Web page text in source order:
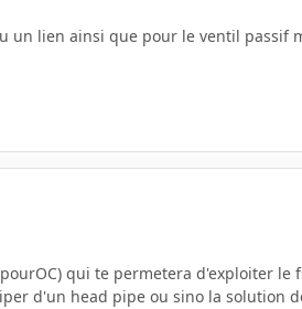
un lien ainsi que pour le ventil passif
qui te permetera d'exploiter le
d'un head pipe ou sino la solution